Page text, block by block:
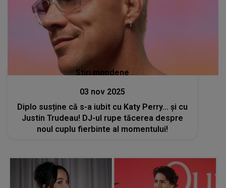
Stiri mondene
03 nov 2025
Diplo susține că s-a iubit cu Katy Perry… și cu
Justin Trudeau! DJ-ul rupe tăcerea despre
noul cuplu fierbinte al momentului!